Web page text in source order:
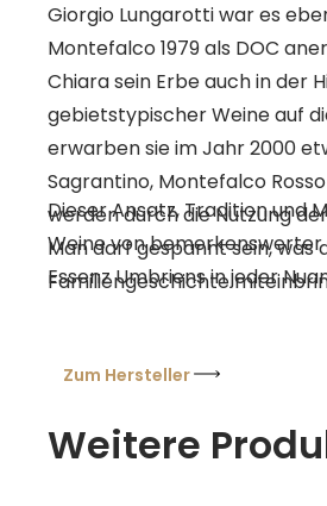
Giorgio Lungarotti war es
Montefalco 1979 als DOC anerkannt wurde. Da
Chiara sein Erbe auch in der
gebietstypischer Weine auf
erwarben sie im Jahr 2000
Sagrantino, Montefalco
werden durch die Nutzung
Man darf gespannt sein, was
Familiengeschichte
Dieser Ansatz, Tradition und
Weine von bemerkenswerter
Essenz Umbriens in jeder
Zum Hersteller
Weitere